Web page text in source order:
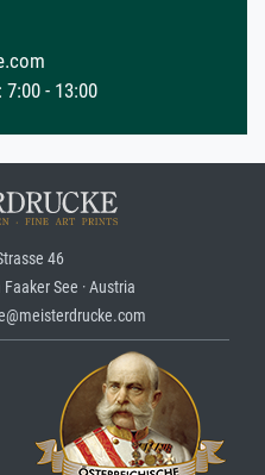
7:00 - 13:00
46
See · Austria